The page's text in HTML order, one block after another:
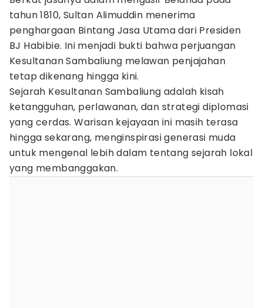
tahun 1810, Sultan Alimuddin menerima
penghargaan Bintang Jasa Utama dari Presiden
BJ Habibie. Ini menjadi bukti bahwa perjuangan
Kesultanan Sambaliung melawan penjajahan
tetap dikenang hingga kini.
Sejarah Kesultanan Sambaliung adalah kisah
ketangguhan, perlawanan, dan strategi diplomasi
yang cerdas. Warisan kejayaan ini masih terasa
hingga sekarang, menginspirasi generasi muda
untuk mengenal lebih dalam tentang sejarah lokal
yang membanggakan.